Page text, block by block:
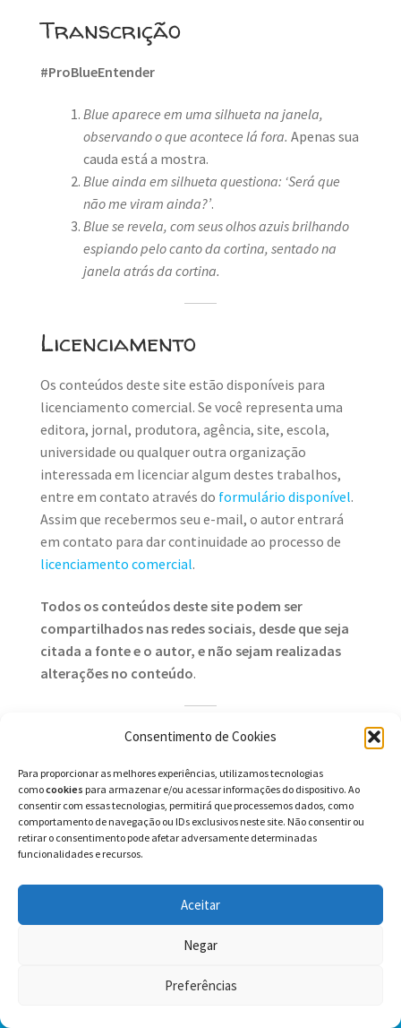
Consentimento de Cookies
Para proporcionar as melhores experiências, utilizamos tecnologias
comocookies para armazenar e/ou acessar informações do dispositivo. Ao
consentir com essas tecnologias, permitirá que processemos dados, como
comportamento de navegação ou IDs exclusivos neste site. Não consentir ou
retirar o consentimento pode afetar adversamente determinadas
funcionalidades e recursos.
Aceitar
Negar
Preferências
Transcrição
#ProBlueEntender
Blue aparece em uma silhueta na janela,
observando o que acontece lá fora. Apenas sua
cauda está a mostra.
Blue ainda em silhueta questiona: ‘Será que
não me viram ainda?’.
Blue se revela, com seus olhos azuis brilhando
espiando pelo canto da cortina, sentado na
janela atrás da cortina.
Licenciamento
Os conteúdos deste site estão disponíveis para
licenciamento comercial. Se você representa uma
editora, jornal, produtora, agência, site, escola,
universidade ou qualquer outra organização
interessada em licenciar algum destes trabalhos,
entre em contato através do formulário disponível.
Assim que recebermos seu e-mail, o autor entrará
em contato para dar continuidade ao processo de
licenciamento comercial.
Todos os conteúdos deste site podem ser
compartilhados nas redes sociais, desde que seja
citada a fonte e o autor, e não sejam realizadas
alterações no conteúdo.
Possíveis usos no ensino
A tira em quadrinhos é um gênero textual que se
caracteriza por contar histórias curtas, geralmente
com humor, usando imagens e textos. Para
interpretar uma tira em quadrinhos, é preciso
personagens) quanto a linguagem não verbal (os
desenhos, as expressões faciais, os gestos, as cores,
Nessa tira em quadrinhos, podemos abordar os